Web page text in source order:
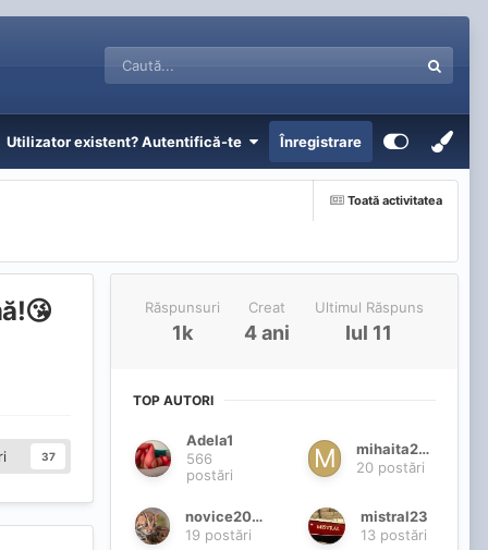
Utilizator existent? Autentifică-te Înregistrare
Toată activitatea
37
Răspunsuri
1k
Creat
4 ani
Ultimul Răspuns
Iul 11
TOP AUTORI
Adela1
566
postări
mihaita2020
20 postări
novice2018
19 postări
mistral23
13 postări